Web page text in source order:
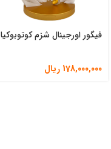
فیگور اورجینال شزم کوتوبوکیا
178,000,000 ریال